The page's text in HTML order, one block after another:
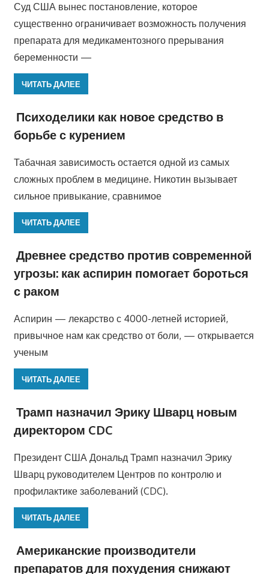
Суд США вынес постановление, которое
существенно ограничивает возможность получения
препарата для медикаментозного прерывания
беременности —
ЧИТАТЬ ДАЛЕЕ
Психоделики как новое средство в
борьбе с курением
Табачная зависимость остается одной из самых
сложных проблем в медицине. Никотин вызывает
сильное привыкание, сравнимое
ЧИТАТЬ ДАЛЕЕ
Древнее средство против современной
угрозы: как аспирин помогает бороться
с раком
Аспирин — лекарство с 4000-летней историей,
привычное нам как средство от боли, — открывается
ученым
ЧИТАТЬ ДАЛЕЕ
Трамп назначил Эрику Шварц новым
директором CDC
Президент США Дональд Трамп назначил Эрику
Шварц руководителем Центров по контролю и
профилактике заболеваний (CDC).
ЧИТАТЬ ДАЛЕЕ
Американские производители
препаратов для похудения снижают